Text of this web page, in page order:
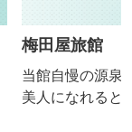
梅田屋旅館
当館自慢の源泉
美人になれると